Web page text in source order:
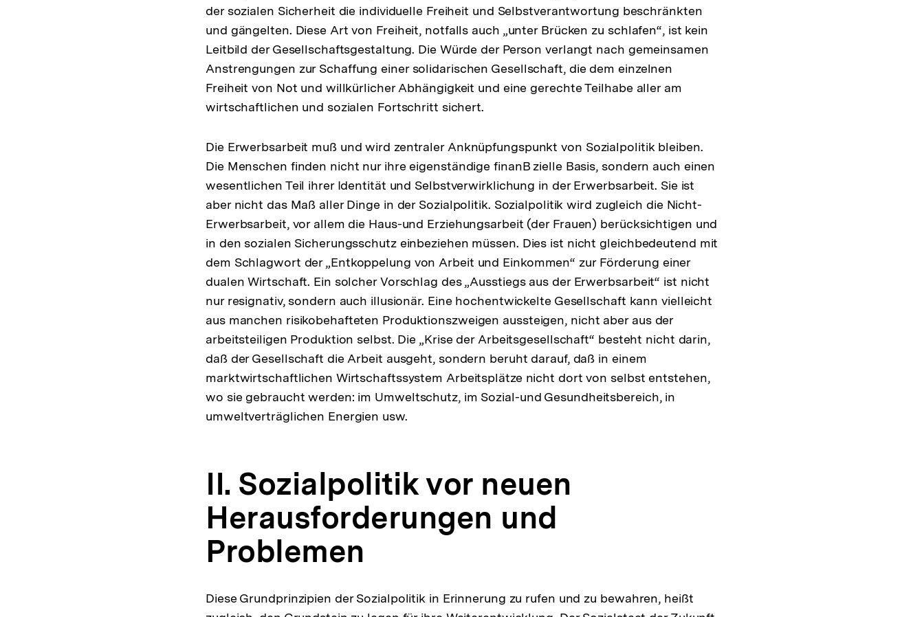
der sozialen Sicherheit die individuelle Freiheit und Selbstverantwortung beschränkten
und gängelten. Diese Art von Freiheit, notfalls auch „unter Brücken zu schlafen“, ist kein
Leitbild der Gesellschaftsgestaltung. Die Würde der Person verlangt nach gemeinsamen
Anstrengungen zur Schaffung einer solidarischen Gesellschaft, die dem einzelnen
Freiheit von Not und willkürlicher Abhängigkeit und eine gerechte Teilhabe aller am
wirtschaftlichen und sozialen Fortschritt sichert.
Die Erwerbsarbeit muß und wird zentraler Anknüpfungspunkt von Sozialpolitik bleiben.
Die Menschen finden nicht nur ihre eigenständige finanB zielle Basis, sondern auch einen
wesentlichen Teil ihrer Identität und Selbstverwirklichung in der Erwerbsarbeit. Sie ist
aber nicht das Maß aller Dinge in der Sozialpolitik. Sozialpolitik wird zugleich die Nicht-
Erwerbsarbeit, vor allem die Haus-und Erziehungsarbeit (der Frauen) berücksichtigen und
in den sozialen Sicherungsschutz einbeziehen müssen. Dies ist nicht gleichbedeutend mit
dem Schlagwort der „Entkoppelung von Arbeit und Einkommen“ zur Förderung einer
dualen Wirtschaft. Ein solcher Vorschlag des „Ausstiegs aus der Erwerbsarbeit“ ist nicht
nur resignativ, sondern auch illusionär. Eine hochentwickelte Gesellschaft kann vielleicht
aus manchen risikobehafteten Produktionszweigen aussteigen, nicht aber aus der
arbeitsteiligen Produktion selbst. Die „Krise der Arbeitsgesellschaft“ besteht nicht darin,
daß der Gesellschaft die Arbeit ausgeht, sondern beruht darauf, daß in einem
marktwirtschaftlichen Wirtschaftssystem Arbeitsplätze nicht dort von selbst entstehen,
wo sie gebraucht werden: im Umweltschutz, im Sozial-und Gesundheitsbereich, in
umweltverträglichen Energien usw.
II. Sozialpolitik vor neuen
Herausforderungen und
Problemen
Diese Grundprinzipien der Sozialpolitik in Erinnerung zu rufen und zu bewahren, heißt